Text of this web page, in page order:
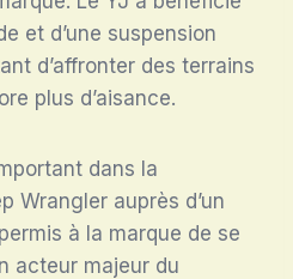
et d’une suspension
d’affronter des terrains
plus d’aisance.
dans la
Wrangler auprès d’un
à la marque de se
acteur majeur du